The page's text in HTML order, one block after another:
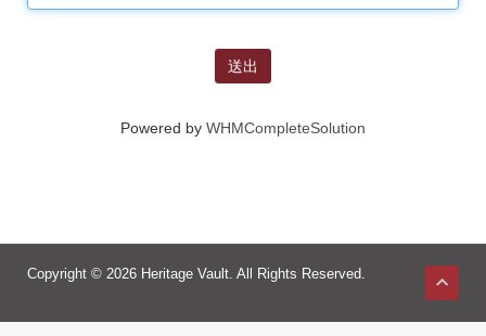
送出
Powered by WHMCompleteSolution
Copyright © 2026 Heritage Vault. All Rights Reserved.